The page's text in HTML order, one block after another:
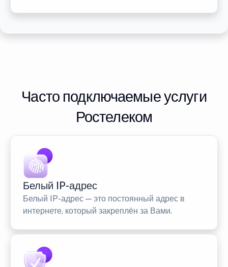
Часто подключаемые услуги
Ростелеком
Белый IP-адрес
Белый IP-адрес — это постоянный адрес в
интернете, который закреплён за Вами.